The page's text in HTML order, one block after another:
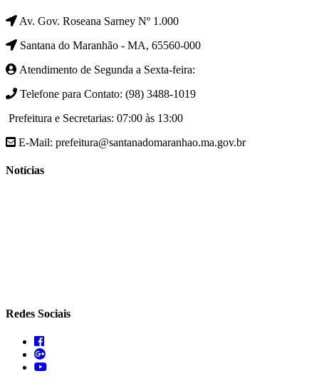
Av. Gov. Roseana Sarney Nº 1.000
Santana do Maranhão - MA, 65560-000
Atendimento de Segunda a Sexta-feira:
Telefone para Contato: (98) 3488-1019
Prefeitura e Secretarias: 07:00 às 13:00
E-Mail: prefeitura@santanadomaranhao.ma.gov.br
Notícias
Redes Sociais